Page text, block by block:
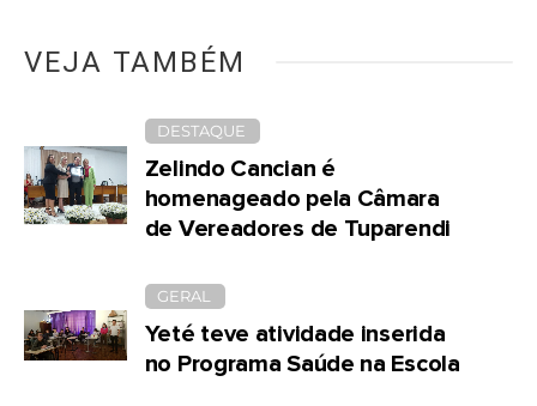
VEJA TAMBÉM
DESTAQUE
Zelindo Cancian é
homenageado pela Câmara
de Vereadores de Tuparendi
GERAL
Yeté teve atividade inserida
no Programa Saúde na Escola